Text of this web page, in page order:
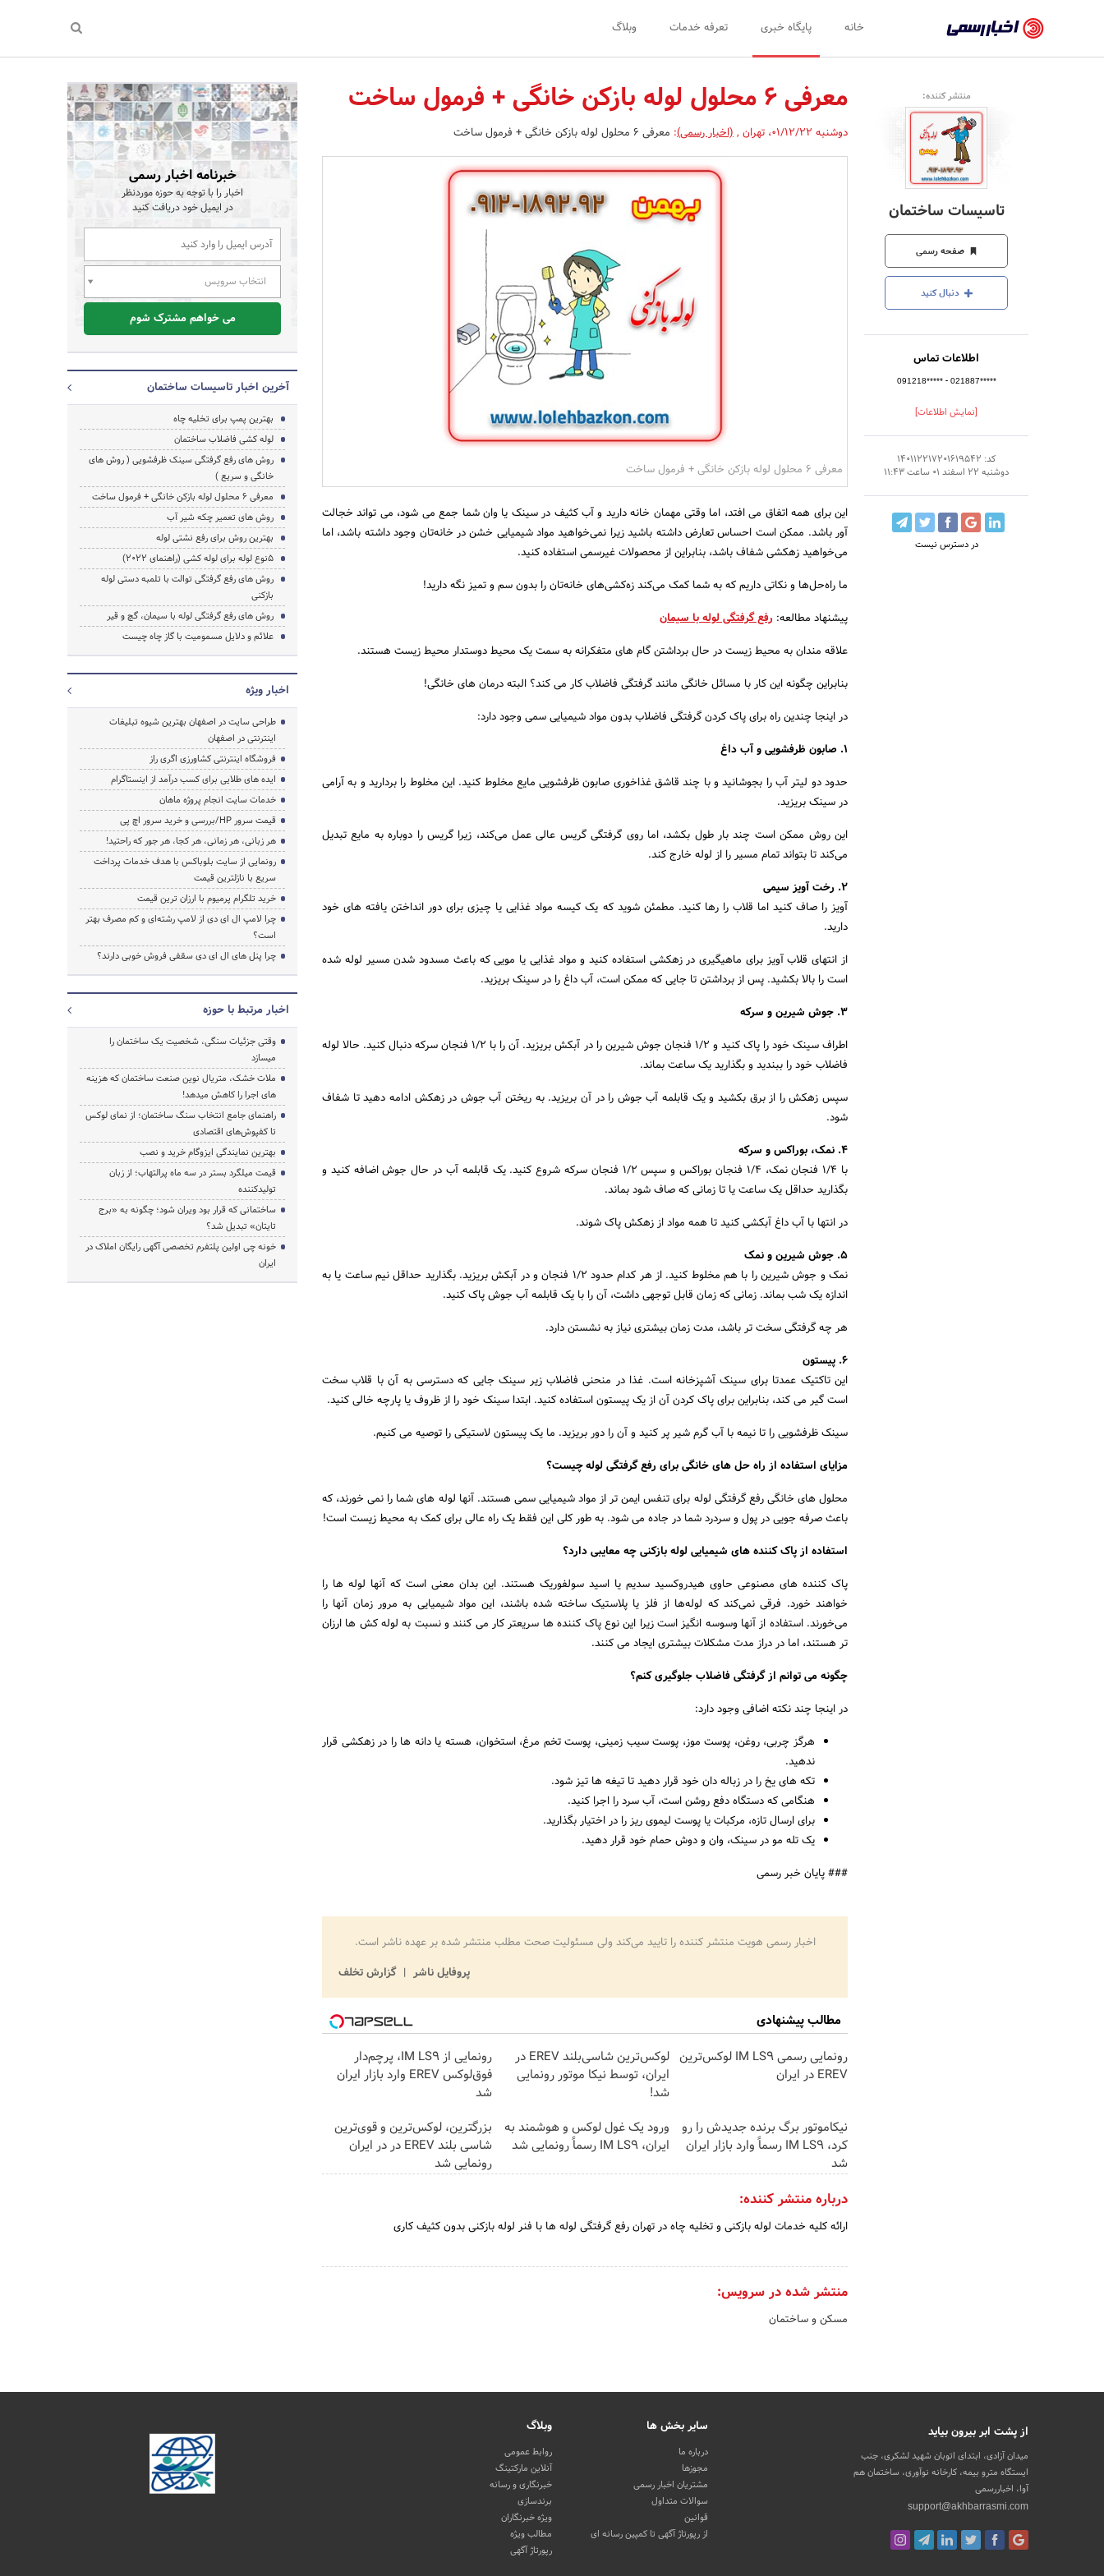
رسمی
-
اخبار
تایید
شده
شرکت‌ها،
سازمان‌ها
و
روابط
عمومی‌ها
خانه پایگاه خبری تعرفه خدمات وبلاگ
منتشر کننده:
تاسیسات ساختمان
صفحه رسمی
دنبال کنید
اطلاعات تماس
091218***** - 021887*****
[نمایش اطلاعات]
کد: 140112217201619542
دوشنبه 22 اسفند 01 ساعت 11:43
در دسترس نیست
معرفی 6 محلول لوله بازکن خانگی + فرمول ساخت
دوشنبه 01/12/22 ، تهران ,(اخبار رسمی): معرفی 6 محلول لوله بازکن خانگی + فرمول ساخت
معرفی 6 محلول لوله بازکن خانگی + فرمول ساخت
این برای همه اتفاق می افتد، اما وقتی مهمان خانه دارید و آب کثیف در سینک یا وان شما جمع می شود، می تواند خجالت
آور باشد. ممکن است احساس تعارض داشته باشید زیرا نمی‌خواهید مواد شیمیایی خشن در خانه‌تان وجود داشته باشد، اما
می‌خواهید زهکشی شفاف باشد، بنابراین از محصولات غیرسمی استفاده کنید.
ما راه‌حل‌ها و نکاتی داریم که به شما کمک می‌کند زه‌کشی‌های خانه‌تان را بدون سم و تمیز نگه دارید!
پیشنهاد مطالعه: رفع گرفتگی لوله با سیمان
علاقه مندان به محیط زیست در حال برداشتن گام های متفکرانه به سمت یک محیط دوستدار محیط زیست هستند.
بنابراین چگونه این کار با مسائل خانگی مانند گرفتگی فاضلاب کار می کند؟ البته درمان های خانگی!
در اینجا چندین راه برای پاک کردن گرفتگی فاضلاب بدون مواد شیمیایی سمی وجود دارد:
1. صابون ظرفشویی و آب داغ
حدود دو لیتر آب را بجوشانید و با چند قاشق غذاخوری صابون ظرفشویی مایع مخلوط کنید. این مخلوط را بردارید و به آرامی
در سینک بریزید.
این روش ممکن است چند بار طول بکشد، اما روی گرفتگی گریس عالی عمل می‌کند، زیرا گریس را دوباره به مایع تبدیل
می‌کند تا بتواند تمام مسیر را از لوله خارج کند.
2. رخت آویز سیمی
آویز را صاف کنید اما قلاب را رها کنید. مطمئن شوید که یک کیسه مواد غذایی یا چیزی برای دور انداختن یافته های خود
دارید.
از انتهای قلاب آویز برای ماهیگیری در زهکشی استفاده کنید و مواد غذایی یا مویی که باعث مسدود شدن مسیر لوله شده
است را بالا بکشید. پس از برداشتن تا جایی که ممکن است، آب داغ را در سینک بریزید.
3. جوش شیرین و سرکه
اطراف سینک خود را پاک کنید و 1/2 فنجان جوش شیرین را در آبکش بریزید. آن را با 1/2 فنجان سرکه دنبال کنید. حالا لوله
فاضلاب خود را ببندید و بگذارید یک ساعت بماند.
سپس زهکش را از برق بکشید و یک قابلمه آب جوش را در آن بریزید. به ریختن آب جوش در زهکش ادامه دهید تا شفاف
شود.
4. نمک، بوراکس و سرکه
با 1/4 فنجان نمک، 1/4 فنجان بوراکس و سپس 1/2 فنجان سرکه شروع کنید. یک قابلمه آب در حال جوش اضافه کنید و
بگذارید حداقل یک ساعت یا تا زمانی که صاف شود بماند.
در انتها با آب داغ آبکشی کنید تا همه مواد از زهکش پاک شوند.
5. جوش شیرین و نمک
نمک و جوش شیرین را با هم مخلوط کنید. از هر کدام حدود 1/2 فنجان و در آبکش بریزید. بگذارید حداقل نیم ساعت یا به
اندازه یک شب بماند. زمانی که زمان قابل توجهی داشت، آن را با یک قابلمه آب جوش پاک کنید.
هر چه گرفتگی سخت تر باشد، مدت زمان بیشتری نیاز به نشستن دارد.
6. پیستون
این تاکتیک عمدتا برای سینک آشپزخانه است. غذا در منحنی فاضلاب زیر سینک جایی که دسترسی به آن با قلاب سخت
است گیر می کند، بنابراین برای پاک کردن آن از یک پیستون استفاده کنید. ابتدا سینک خود را از ظروف یا پارچه خالی کنید.
سینک ظرفشویی را تا نیمه با آب گرم شیر پر کنید و آن را دور بریزید. ما یک پیستون لاستیکی را توصیه می کنیم.
مزایای استفاده از راه حل های خانگی برای رفع گرفتگی لوله چیست؟
محلول های خانگی رفع گرفتگی لوله برای تنفس ایمن تر از مواد شیمیایی سمی هستند. آنها لوله های شما را نمی خورند، که
باعث صرفه جویی در پول و سردرد شما در جاده می شود. به طور کلی این فقط یک راه عالی برای کمک به محیط زیست است!
استفاده از پاک کننده های شیمیایی لوله بازکنی چه معایبی دارد؟
پاک کننده های مصنوعی حاوی هیدروکسید سدیم یا اسید سولفوریک هستند. این بدان معنی است که آنها لوله ها را
خواهند خورد. فرقی نمی‌کند که لوله‌ها از فلز یا پلاستیک ساخته شده باشند، این مواد شیمیایی به مرور زمان آنها را
می‌خورند. استفاده از آنها وسوسه انگیز است زیرا این نوع پاک کننده ها سریعتر کار می کنند و نسبت به لوله کش ها ارزان
تر هستند، اما در دراز مدت مشکلات بیشتری ایجاد می کنند.
چگونه می توانم از گرفتگی فاضلاب جلوگیری کنم؟
در اینجا چند نکته اضافی وجود دارد:
هرگز چربی، روغن، پوست موز، پوست سیب زمینی، پوست تخم مرغ، استخوان، هسته یا دانه ها را در زهکشی قرار
ندهید.
تکه های یخ را در زباله دان خود قرار دهید تا تیغه ها تیز شود.
هنگامی که دستگاه دفع روشن است، آب سرد را اجرا کنید.
برای ارسال تازه، مرکبات یا پوست لیموی ریز را در اختیار بگذارید.
یک تله مو در سینک، وان و دوش حمام خود قرار دهید.
### پایان خبر رسمی
اخبار رسمی هویت منتشر کننده را تایید می‌کند ولی مسئولیت صحت مطلب منتشر شده بر عهده ناشر است.
پروفایل ناشر
گزارش تخلف
مطالب پیشنهادی
رونمایی رسمی IM LS9 لوکس‌ترین
EREV در ایران
لوکس‌ترین شاسی‌بلند EREV در
ایران، توسط نیکا موتور رونمایی
شد!
رونمایی از IM LS9، پرچم‌دار
فوق‌لوکس EREV وارد بازار ایران
شد
نیکاموتور برگ برنده جدیدش را رو
کرد، IM LS9 رسماً وارد بازار ایران
شد
ورود یک غول لوکس و هوشمند به
ایران، IM LS9 رسماً رونمایی شد
بزرگترین، لوکس‌ترین و قوی‌ترین
شاسی بلند EREV در در ایران
رونمایی شد
درباره منتشر کننده:
ارائه کلیه خدمات لوله بازکنی و تخلیه چاه در تهران رفع گرفتگی لوله ها با فنر لوله بازکنی بدون کثیف کاری
منتشر شده در سرویس:
مسکن و ساختمان
خبرنامه اخبار رسمی
اخبار را با توجه به حوزه موردنظر
در ایمیل خود دریافت کنید
انتخاب سرویس
می خواهم مشترک شوم
آخرین اخبار تاسیسات ساختمان
بهترین پمپ برای تخلیه چاه
لوله کشی فاضلاب ساختمان
روش های رفع گرفتگی سینک ظرفشویی ( روش های
خانگی و سریع )
معرفی 6 محلول لوله بازکن خانگی + فرمول ساخت
روش های تعمیر چکه شیر آب
بهترین روش برای رفع نشتی لوله
5نوع لوله برای لوله کشی (راهنمای 2022)
روش های رفع گرفتگی توالت با تلمبه دستی لوله
بازکنی
روش های رفع گرفتگی لوله با سیمان، گچ و قیر
علائم و دلایل مسمومیت با گاز چاه چیست
اخبار ویژه
طراحی سایت در اصفهان بهترین شیوه تبلیغات
اینترنتی در اصفهان
فروشگاه اینترنتی کشاورزی اگری راز
ایده های طلایی برای کسب درآمد از اینستاگرام
خدمات سایت انجام پروژه ماهان
قیمت سرور HP/بررسی و خرید سرور اچ پی
هر زبانی، هر زمانی، هر کجا، هر جور که راحتید!
رونمایی از سایت بلوباکس با هدف خدمات پرداخت
سریع با نازلترین قیمت
خرید تلگرام پرمیوم با ارزان ترین قیمت
چرا لامپ ال ای دی از لامپ رشته‌ای و کم مصرف بهتر
است؟
چرا پنل های ال ای دی سقفی فروش خوبی دارند؟
اخبار مرتبط با حوزه
وقتی جزئیات سنگی، شخصیت یک ساختمان را
میسازد
ملات خشک، متریال نوین صنعت ساختمان که هزینه‌
های اجرا را کاهش میدهد!
راهنمای جامع انتخاب سنگ ساختمان؛ از نمای لوکس
تا کفپوش‌های اقتصادی
بهترین نمایندگی ایزوگام خرید و نصب
قیمت میلگرد بستر در سه ماه پرالتهاب؛ از زبان
تولیدکننده
ساختمانی که قرار بود ویران شود؛ چگونه به «برج
تایتان» تبدیل شد؟
خونه چی اولین پلتفرم تخصصی آگهی رایگان املاک در
ایران
از پشت ابر بیرون بیاید
میدان آزادی، ابتدای اتوبان شهید لشکری، جنب
ایستگاه مترو بیمه، کارخانه نوآوری، ساختمان هم
آوا، اخباررسمی
support@akhbarrasmi.com
سایر بخش ها
درباره ما
مجوزها
مشتریان اخبار رسمی
سوالات متداول
قوانین
از رپورتاژ آگهی تا کمپین رسانه ای
وبلاگ
روابط عمومی
آنلاین مارکتینگ
خبرنگاری و رسانه
برندسازی
ویژه خبرنگاران
مطالب ویژه
رپورتاژ آگهی